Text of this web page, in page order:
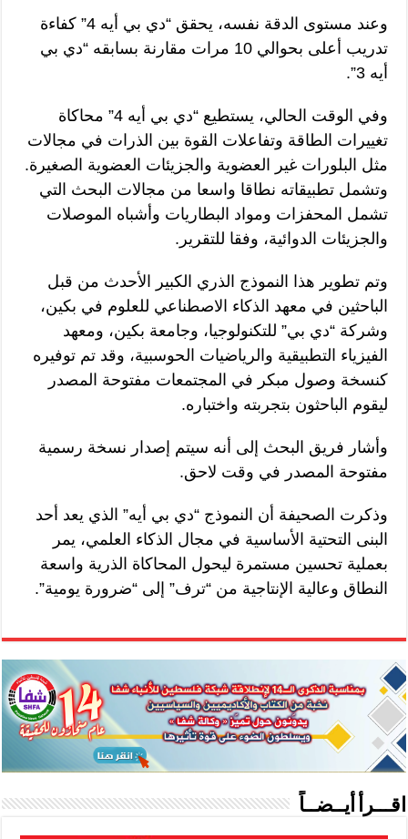
وعند مستوى الدقة نفسه، يحقق “دي بي أيه 4” كفاءة
تدريب أعلى بحوالي 10 مرات مقارنة بسابقه “دي بي
أيه 3”.
وفي الوقت الحالي، يستطيع “دي بي أيه 4” محاكاة
تغييرات الطاقة وتفاعلات القوة بين الذرات في مجالات
مثل البلورات غير العضوية والجزيئات العضوية الصغيرة.
وتشمل تطبيقاته نطاقا واسعا من مجالات البحث التي
تشمل المحفزات ومواد البطاريات وأشباه الموصلات
والجزيئات الدوائية، وفقا للتقرير.
وتم تطوير هذا النموذج الذري الكبير الأحدث من قبل
الباحثين في معهد الذكاء الاصطناعي للعلوم في بكين،
وشركة “دي بي” للتكنولوجيا، وجامعة بكين، ومعهد
الفيزياء التطبيقية والرياضيات الحوسبية، وقد تم توفيره
كنسخة وصول مبكر في المجتمعات مفتوحة المصدر
ليقوم الباحثون بتجربته واختباره.
وأشار فريق البحث إلى أنه سيتم إصدار نسخة رسمية
مفتوحة المصدر في وقت لاحق.
وذكرت الصحيفة أن النموذج “دي بي أيه” الذي يعد أحد
البنى التحتية الأساسية في مجال الذكاء العلمي، يمر
بعملية تحسين مستمرة ليحول المحاكاة الذرية واسعة
النطاق وعالية الإنتاجية من “ترف” إلى “ضرورة يومية”.
اقـــرأ أيــضــاً